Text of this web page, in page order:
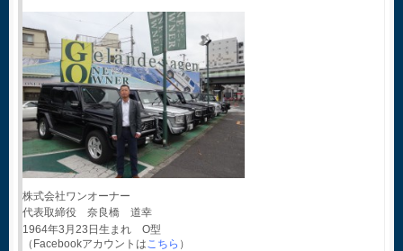
株式会社ワンオーナー
代表取締役 奈良橋 道幸
1964年3月23日生まれ O型
（Facebookアカウントはこちら ）